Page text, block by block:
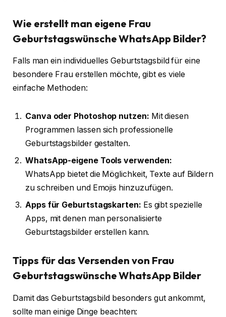
Wie erstellt man eigene Frau
Geburtstagswünsche WhatsApp Bilder?
Falls man ein individuelles Geburtstagsbild für eine
besondere Frau erstellen möchte, gibt es viele
einfache Methoden:
Canva oder Photoshop nutzen: Mit diesen
Programmen lassen sich professionelle
Geburtstagsbilder gestalten.
WhatsApp-eigene Tools verwenden:
WhatsApp bietet die Möglichkeit, Texte auf Bildern
zu schreiben und Emojis hinzuzufügen.
Apps für Geburtstagskarten: Es gibt spezielle
Apps, mit denen man personalisierte
Geburtstagsbilder erstellen kann.
Tipps für das Versenden von Frau
Geburtstagswünsche WhatsApp Bilder
Damit das Geburtstagsbild besonders gut ankommt,
sollte man einige Dinge beachten: